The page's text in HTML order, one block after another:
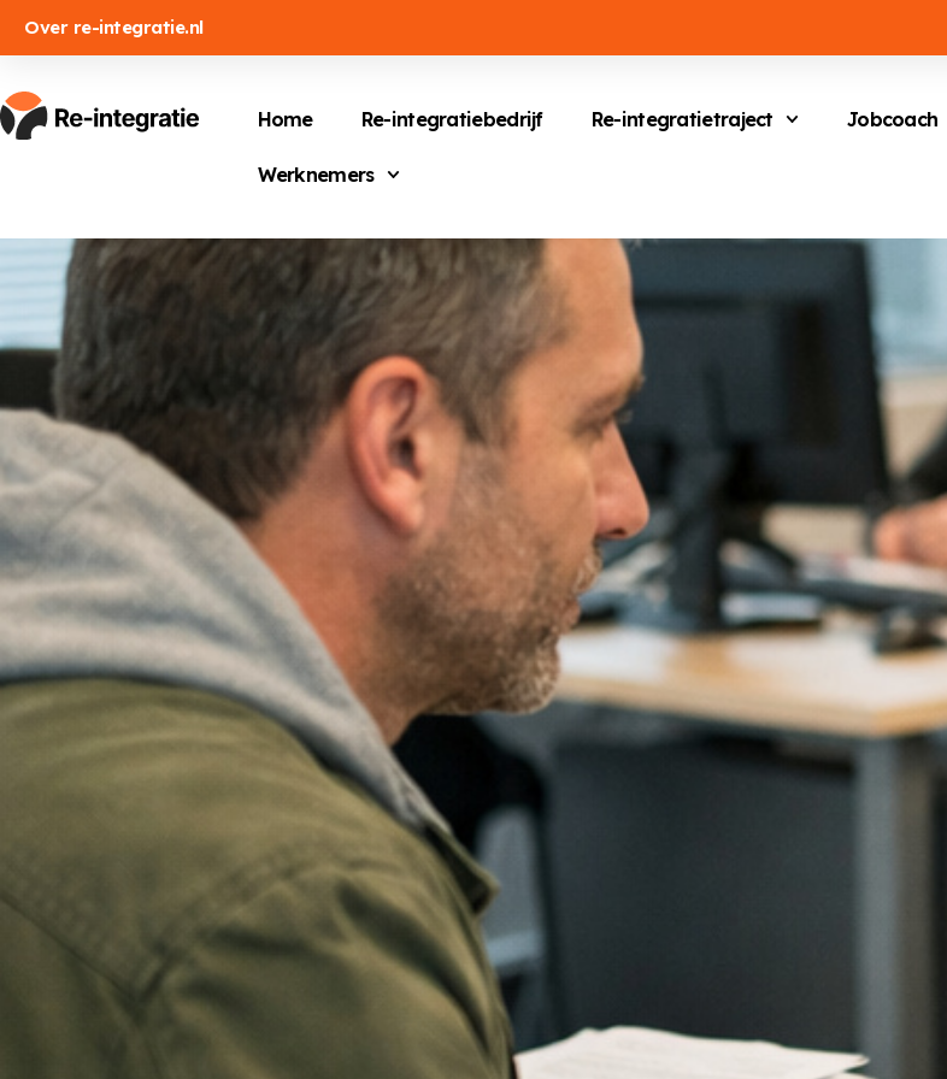
Over re-integratie.nl
Home Re-integratiebedrijf Re-integratietraject Jobcoach
Werknemers